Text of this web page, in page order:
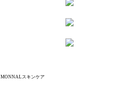
MONNALスキンケア